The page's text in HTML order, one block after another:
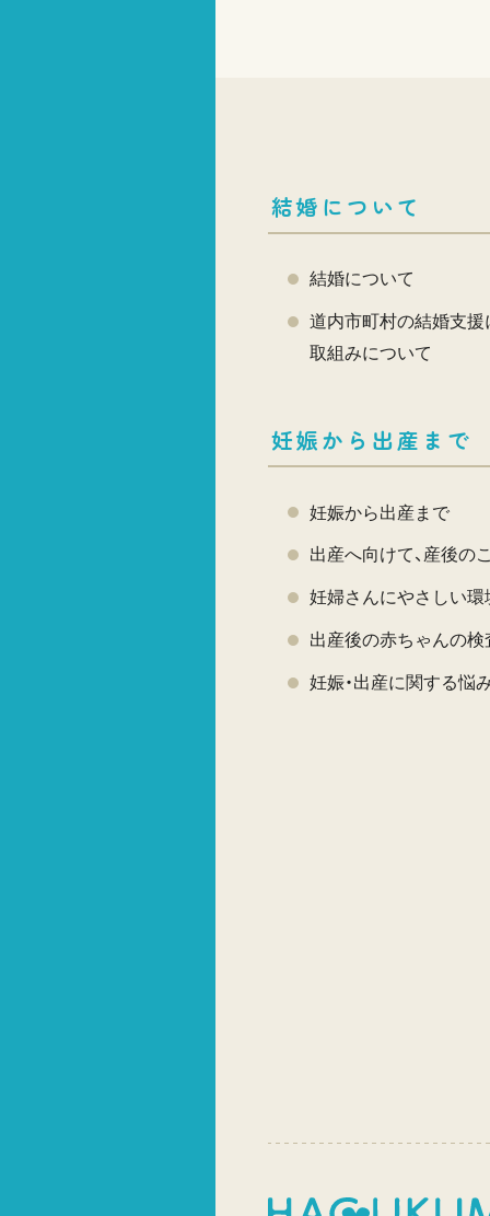
結婚について
結婚について
道内市町村の結婚支援
取組みについて
妊娠から出産まで
妊娠から出産まで
出産へ向けて、産後の
妊婦さんにやさしい環
出産後の赤ちゃんの検
妊娠・出産に関する悩